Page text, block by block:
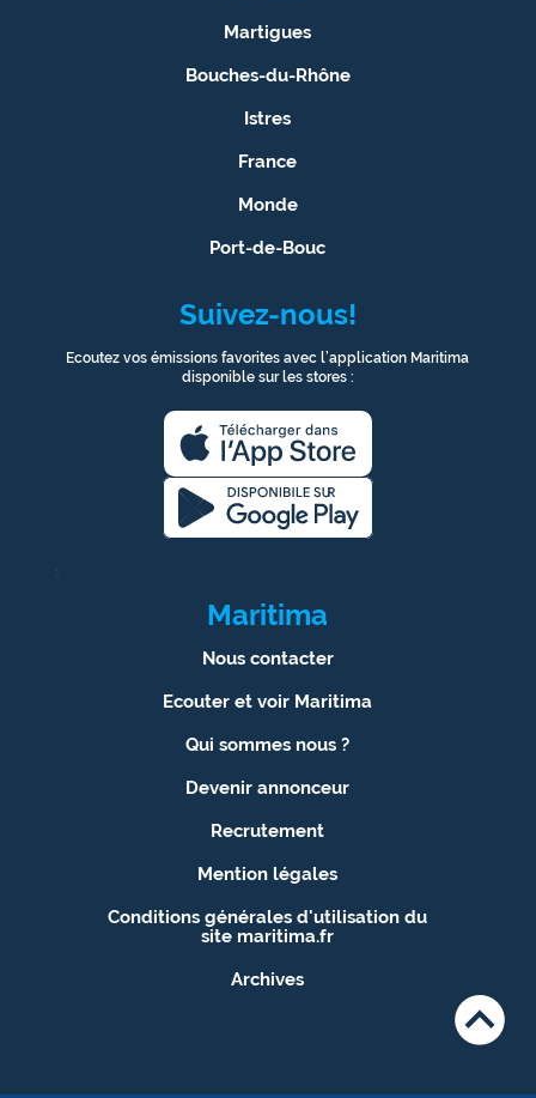
Martigues
Bouches-du-Rhône
Istres
France
Monde
Port-de-Bouc
Suivez-nous!
Ecoutez vos émissions favorites avec l’application Maritima
disponible sur les stores :
1
Maritima
Nous contacter
Ecouter et voir Maritima
Qui sommes nous ?
Devenir annonceur
Recrutement
Mention légales
Conditions générales d'utilisation du
site maritima.fr
Archives